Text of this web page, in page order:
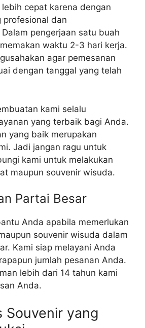
cepat karena dengan
profesional dan
pengerjaan satu buah
waktu 2-3 hari kerja.
agar pemesanan
dengan tanggal yang telah
kami selalu
yang terbaik bagi Anda.
yang baik merupakan
Jadi jangan ragu untuk
kami untuk melakukan
maupun souvenir wisuda.
Partai Besar
Anda apabila memerlukan
souvenir wisuda dalam
Kami siap melayani Anda
jumlah pesanan Anda.
lebih dari 14 tahun kami
Anda.
Souvenir yang